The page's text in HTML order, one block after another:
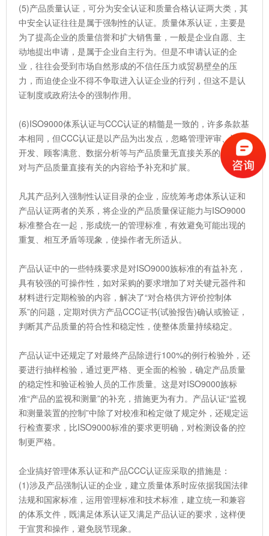
(5)产品质量认证，可分为安全认证和质量合格认证两大类，其
中安全认证往往是属于强制性的认证。质量体系认证，主要是
为了提高企业的质量信誉和扩大销售量，一般是企业自愿、主
动地提出申请，是属于企业自主行为。但是不申请认证的企
业，往往会受到市场自然形成的不信任压力或贸易壁垒的压
力，而迫使企业不得不争取进入认证企业的行列，但这不是认
证制度或政府法令的强制作用。
(6)ISO9000体系认证与CCC认证的精髓是一致的，许多条款基
本相同，但CCC认证是以产品为出发点，忽略管理评审、设计
开发、顾客满意、数据分析等与产品质量无直接关系的条款，
对与产品质量直接有关的内容给予补充和扩展。
凡其产品列入强制性认证目录的企业，应统筹考虑体系认证和
产品认证两者的关系，将企业的产品质量保证能力与ISO9000
标准整合在一起，形成统一的管理标准，有效避免可能出现的
重复、相互矛盾等现象，使操作者无所适从。
产品认证中的一些特殊要求是对ISO9000族标准的有益补充，
具有较强的可操作性，如对采购的要求增加了对关键元器件和
材料进行定期检验的内容，解决了“对合格供方评价控制体
系”的问题，定期对供方产品CCC证书(试验报告)确认或验证，
判断其产品质量的符合性和稳定性，使整体质量持续稳定。
产品认证中还规定了对最终产品除进行100%的例行检验外，还
要进行抽样检验，通过更严格、更全面的检验，确定产品质量
的稳定性和验证检验人员的工作质量。这是对ISO9000族标
准“产品的监视和测量”的补充，措施更为有力。产品认证“监视
和测量装置的控制”中除了对校准和检定做了规定外，还规定运
行检查要求，比ISO9000标准的要求更明确，对检测设备的控
制更严格。
企业搞好管理体系认证和产品CCC认证应采取的措施是：
(1)涉及产品强制认证的企业，建立质量体系时应依据我国法律
法规和国家标准，运用管理标准和技术标准，建立统一和兼容
的体系文件，既满足体系认证又满足产品认证的要求，这样便
于宣贯和操作，避免脱节现象。